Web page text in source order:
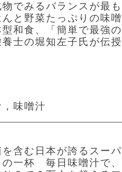
でみるバランスが最も
と野菜たっぷりの味噌
和食、「簡単で最強の
士の堀知左子氏が伝授
味噌汁
含む日本が誇るスーパ
一杯 毎日味噌汁で、